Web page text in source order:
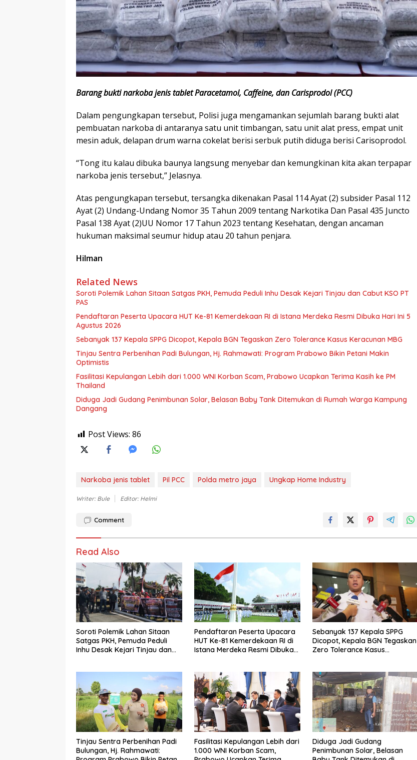
Barang bukti narkoba jenis tablet Paracetamol, Caffeine, dan Carisprodol (PCC)
Dalam pengungkapan tersebut, Polisi juga mengamankan sejumlah barang bukti alat
pembuatan narkoba di antaranya satu unit timbangan, satu unit alat press, empat unit
mesin aduk, delapan drum warna cokelat berisi serbuk putih diduga berisi Carisoprodol.
“Tong itu kalau dibuka baunya langsung menyebar dan kemungkinan kita akan terpapar
narkoba jenis tersebut,” Jelasnya.
Atas pengungkapan tersebut, tersangka dikenakan Pasal 114 Ayat (2) subsider Pasal 112
Ayat (2) Undang-Undang Nomor 35 Tahun 2009 tentang Narkotika Dan Pasal 435 Juncto
Pasal 138 Ayat (2)UU Nomor 17 Tahun 2023 tentang Kesehatan, dengan ancaman
hukuman maksimal seumur hidup atau 20 tahun penjara.
Hilman
Related News
Soroti Polemik Lahan Sitaan Satgas PKH, Pemuda Peduli Inhu Desak Kejari Tinjau dan Cabut KSO PT
PAS
Pendaftaran Peserta Upacara HUT Ke-81 Kemerdekaan RI di Istana Merdeka Resmi Dibuka Hari Ini 5
Agustus 2026
Sebanyak 137 Kepala SPPG Dicopot, Kepala BGN Tegaskan Zero Tolerance Kasus Keracunan MBG
Tinjau Sentra Perbenihan Padi Bulungan, Hj. Rahmawati: Program Prabowo Bikin Petani Makin
Optimistis
Fasilitasi Kepulangan Lebih dari 1.000 WNI Korban Scam, Prabowo Ucapkan Terima Kasih ke PM
Thailand
Diduga Jadi Gudang Penimbunan Solar, Belasan Baby Tank Ditemukan di Rumah Warga Kampung
Dangang
Post Views: 86
Narkoba jenis tablet Pil PCC Polda metro jaya Ungkap Home Industry
Writer: Bule Editor: Helmi
Comment
Read Also
Soroti Polemik Lahan Sitaan
Satgas PKH, Pemuda Peduli
Inhu Desak Kejari Tinjau dan
Pendaftaran Peserta Upacara
HUT Ke-81 Kemerdekaan RI di
Istana Merdeka Resmi Dibuka
Sebanyak 137 Kepala SPPG
Dicopot, Kepala BGN Tegaskan
Zero Tolerance Kasus
Tinjau Sentra Perbenihan Padi
Bulungan, Hj. Rahmawati:
Fasilitasi Kepulangan Lebih dari
1.000 WNI Korban Scam,
Diduga Jadi Gudang
Penimbunan Solar, Belasan